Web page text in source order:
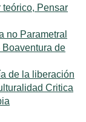
teórico, Pensar
no Parametral
de
de la liberación
Critica